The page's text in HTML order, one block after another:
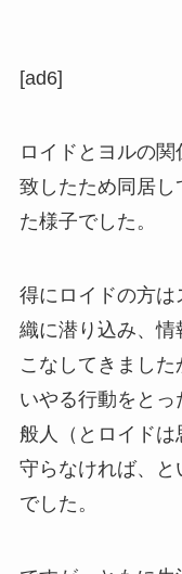
[ad6]
ロイドとヨルの
致したため同居し
た様子でした。
得にロイドの方は
織に潜り込み、情
こなしてきまし
いやる行動をと
般人（とロイドは
守らなければ、と
でした。